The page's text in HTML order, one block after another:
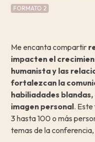
FORMATO 2
Me encanta compartir
impacten el
humanista y las
fortalezcan la
habiliadades
imagen personal.
3 hasta 100 o más
temas de la